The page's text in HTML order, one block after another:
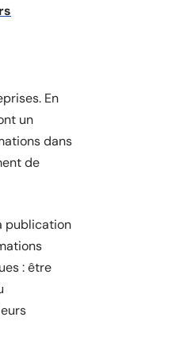
En
un
dans
de
publication
: être